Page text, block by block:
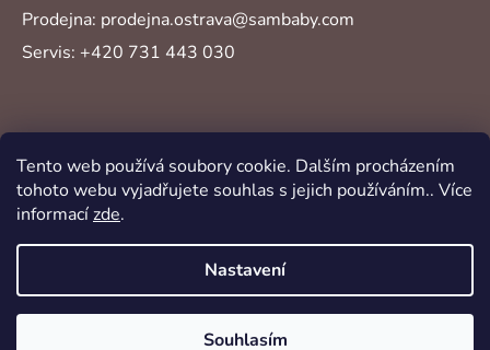
Tento web používá soubory cookie. Dalším procházením
tohoto webu vyjadřujete souhlas s jejich používáním.. Více
informacízde.
Nastavení
Souhlasím
Prodejna: prodejna.ostrava@sambaby.com
Servis: +420 731 443 030
Vytvořil Shoptet
Copyright 2026Sambaby